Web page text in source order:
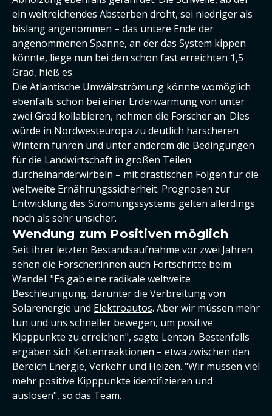
ein weitreichendes Absterben droht, sei niedriger als
bislang angenommen – das untere Ende der
angenommenen Spanne, an der das System kippen
könnte, liege nun bei den schon fast erreichten 1,5
Grad, hieß es.
Die Atlantische Umwälzströmung könnte womöglich
ebenfalls schon bei einer Erderwärmung von unter
zwei Grad kollabieren, nehmen die Forscher an. Dies
würde in Nordwesteuropa zu deutlich harscheren
Wintern führen und unter anderem die Bedingungen
für die Landwirtschaft in großen Teilen
durcheinanderwirbeln – mit drastischen Folgen für die
weltweite Ernährungssicherheit. Prognosen zur
Entwicklung des Strömungssystems gelten allerdings
noch als sehr unsicher.
Wendung zum Positiven möglich
Seit ihrer letzten Bestandsaufnahme vor zwei Jahren
sehen die Forscher:innen auch Fortschritte beim
Wandel. "Es gab eine radikale weltweite
Beschleunigung, darunter die Verbreitung von
Solarenergie und Elektroautos. Aber wir müssen mehr
tun und uns schneller bewegen, um positive
Kipppunkte zu erreichen", sagte Lenton. Bestenfalls
ergäben sich Kettenreaktionen – etwa zwischen den
Bereich Energie, Verkehr und Heizen. "Wir müssen viel
mehr positive Kipppunkte identifizieren und
auslösen", so das Team.